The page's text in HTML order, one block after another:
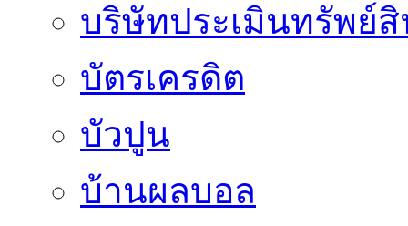
บริษัทประเมินทรัพย์
บัตรเครดิต
บัวปูน
บ้านผลบอล